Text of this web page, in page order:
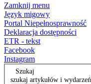
Zamknij menu
Język migowy
Portal Niepełnosprawność
Deklaracja dostępności
ETR - tekst
Facebook
Instagram
Szukaj
szukaj artykułów i wydarzeń